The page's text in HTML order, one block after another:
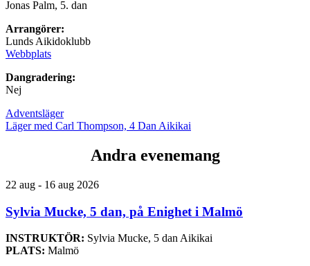
Jonas Palm, 5. dan
Arrangörer:
Lunds Aikidoklubb
Webbplats
Dangradering:
Nej
Adventsläger
Läger med Carl Thompson, 4 Dan Aikikai
Andra evenemang
22 aug - 16 aug 2026
Sylvia Mucke, 5 dan, på Enighet i Malmö
INSTRUKTÖR: Sylvia Mucke, 5 dan Aikikai
PLATS: Malmö